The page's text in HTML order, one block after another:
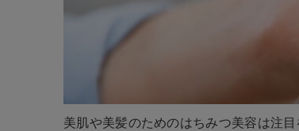
美肌や美髪のためのはちみつ美容は注